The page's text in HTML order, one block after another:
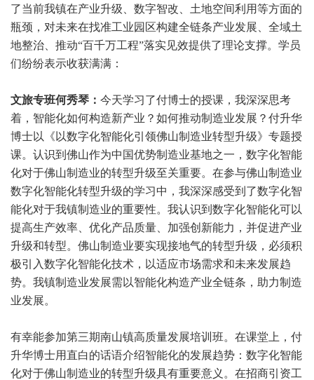
了当前我镇在产业升级、数字智改、土地空间利用等方面的
瓶颈，对未来在找准工业园区构建全链条产业发展、全域土
地整治、推动“百千万工程”落实见效提供了理论支撑。学员
们纷纷表示收获满满：
文旅专班何秀琴： 今天学习了付博士的授课，我深深思考
着，智能化如何构造新产业？如何推动制造业发展？付升华
博士以《以数字化智能化引领佛山制造业转型升级》专题授
课。认识到佛山作为中国优势制造业基地之一，数字化智能
化对于佛山制造业的转型升级至关重要。在参与佛山制造业
数字化智能化转型升级的学习中，我深深感受到了数字化智
能化对于我镇制造业的重要性。我认识到数字化智能化可以
提高生产效率、优化产品质量、加强创新能力，并促进产业
升级和转型。佛山制造业要实现接地气的转型升级，必须积
极引入数字化智能化技术，以适应市场需求和未来发展趋
势。我镇制造业发展需以智能化构造产业全链条，助力制造
业发展。
有幸能参加第三期南山镇高质量发展培训班。在课堂上，付
升华博士用直白的话语介绍智能化的发展趋势：数字化智能
化对于佛山制造业的转型升级具有重要意义。在招商引资工